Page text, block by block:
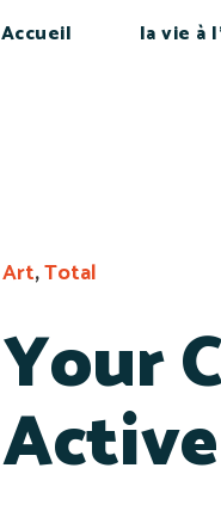
Accueil la vie à
Art,Total
Your
Active